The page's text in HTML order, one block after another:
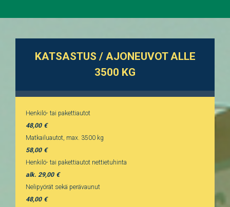
KATSASTUS / AJONEUVOT ALLE
3500 KG
Henkilö- tai pakettiautot
48,00
Matkailuautot, max. 3500 kg
58,00
Henkilö- tai pakettiautot nettietuhinta
alk. 29,00
Nelipyörät sekä perävaunut
48,00